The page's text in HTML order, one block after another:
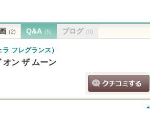
(2) Q&A (5) ブログ (0)
フレグランス）
オン ザ ムーン
クチコミする